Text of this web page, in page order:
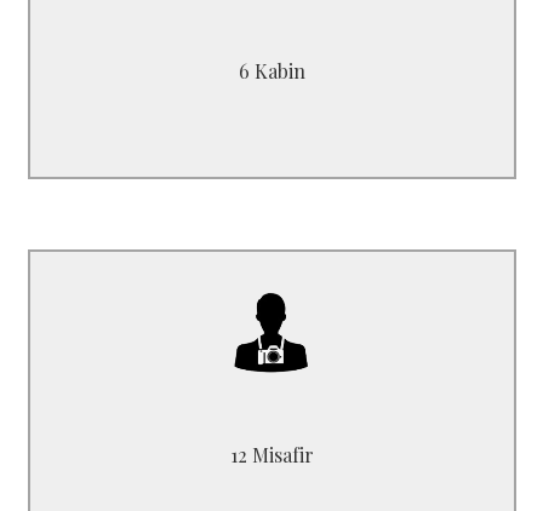
6 Kabin
12 Misafir
B6630GN
max kadar barındırabilir. 12 yolcu